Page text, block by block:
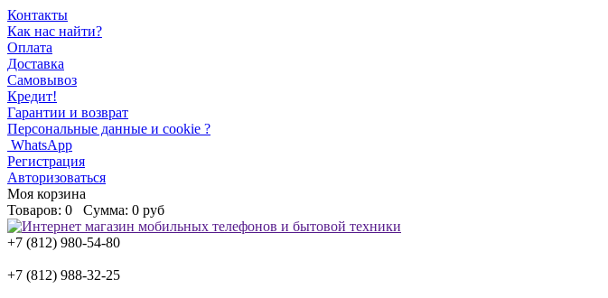
Контакты
Как нас найти?
Оплата
Доставка
Самовывоз
Кредит!
Гарантии и возврат
Персональные данные и cookie ?
WhatsApp
Регистрация
Авторизоваться
Моя корзина
Товаров: 0 Сумма: 0 руб
+7 (812) 980-54-80
+7 (812) 988-32-25